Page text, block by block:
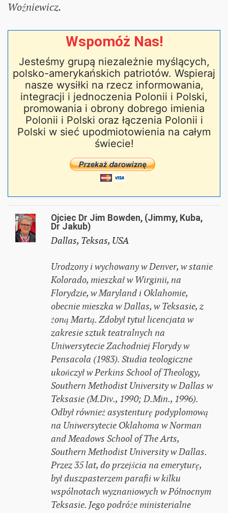
Woźniewicz.
Wspomóż Nas!
Jesteśmy grupą niezależnie myślących,
polsko-amerykańskich patriotów. Wspieraj
nasze wysiłki na rzecz informowania,
integracji i jednoczenia Polonii i Polski,
promowania i obrony dobrego imienia
Polonii i Polski oraz łączenia Polonii i
Polski w sieć upodmiotowienia na całym
świecie!
Ojciec Dr Jim Bowden, (Jimmy, Kuba,
Dr Jakub)
Dallas, Teksas, USA
Urodzony i wychowany w Denver, w stanie
Kolorado, mieszkał w Wirginii, na
Florydzie, w Maryland i Oklahomie,
obecnie mieszka w Dallas, w Teksasie, z
żoną Martą. Zdobył tytuł licencjata w
zakresie sztuk teatralnych na
Uniwersytecie Zachodniej Florydy w
Pensacola (1983). Studia teologiczne
ukończył w Perkins School of Theology,
Southern Methodist University w Dallas w
Teksasie (M.Div., 1990; D.Min., 1996).
Odbył również asystenturę podyplomową
na Uniwersytecie Oklahoma w Norman
and Meadows School of The Arts,
Southern Methodist University w Dallas.
Przez 35 lat, do przejścia na emeryturę,
był duszpasterzem parafii w kilku
wspólnotach wyznaniowych w Północnym
Teksasie. Jego podróże ministerialne